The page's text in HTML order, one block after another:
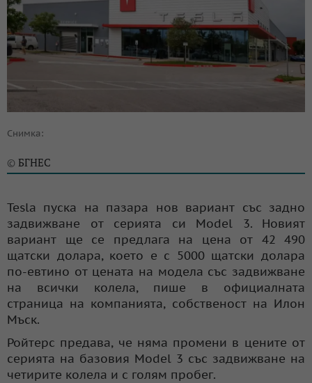
Снимка:
© БГНЕС
Tesla пуска на пазара нов вариант със задно
задвижване от серията си Model 3. Новият
вариант ще се предлага на цена от 42 490
щатски долара, което е с 5000 щатски долара
по-евтино от цената на модела със задвижване
на всички колела, пише в официалната
страница на компанията, собственост на Илон
Мъск.
Ройтерс предава, че няма промени в цените от
серията на базовия Model 3 със задвижване на
четирите колела и с голям пробег.